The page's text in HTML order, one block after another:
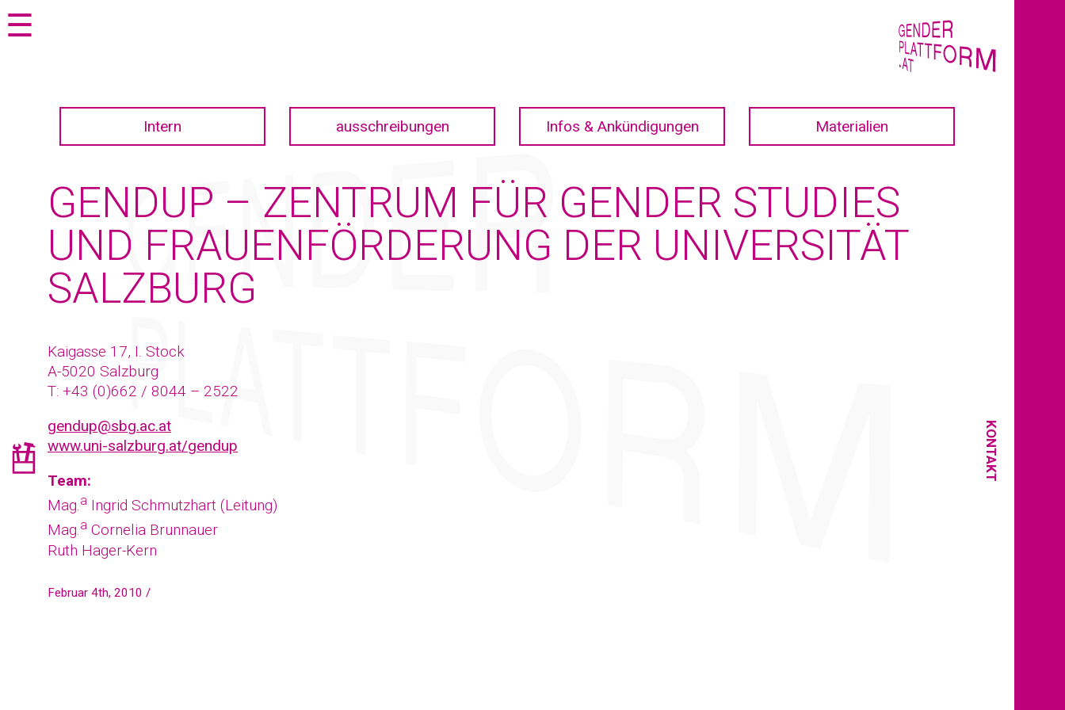
Zum
Seiteninhalt
Zur
Navigation
☰
KONTAKT
Intern ausschreibungen Infos & Ankündigungen Materialien
GENDUP – ZENTRUM FÜR GENDER STUDIES
UND FRAUENFÖRDERUNG DER UNIVERSITÄT
SALZBURG
Kaigasse 17, I. Stock
A-5020 Salzburg
T: +43 (0)662 / 8044 – 2522
gendup@sbg.ac.at
www.uni-salzburg.at/gendup
Team:
Mag.a Ingrid Schmutzhart (Leitung)
Mag.a Cornelia Brunnauer
Ruth Hager-Kern
Februar 4th, 2010 /